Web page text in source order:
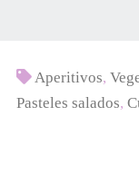
Aperitivos,
Pasteles salados,